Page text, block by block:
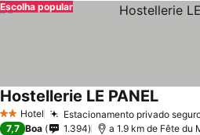
Escolha popular
2 Estrelas
Hotel Estacionamento privado
Hostellerie LE PANELVer
7,7 Boa 1.394 a 1.9 km de Fête du